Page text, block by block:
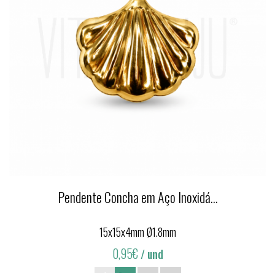
Pendente Concha em Aço Inoxidá...
15x15x4mm Ø1.8mm
0,95€/ und